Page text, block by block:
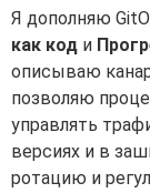
Я дополняю
как код и
описываю
позволяю
управлять
версиях и в
ротацию и